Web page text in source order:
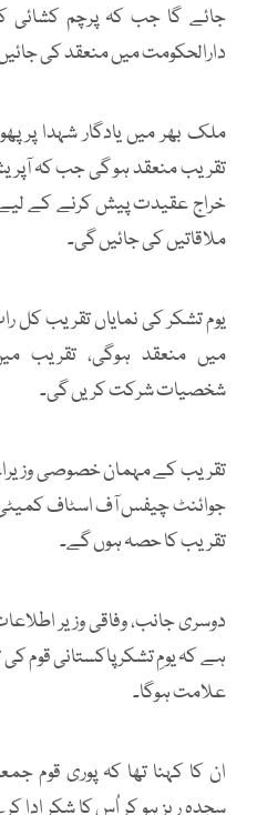
جائے گا جب کہ پرچم کشائی
دارالحکومت میں منعقد کی
ملک بھر میں یادگار شہدا پر
تقریب منعقد ہو گی جب کہ
خراج عقیدت پیش کرنے کے
ملاقاتیں کی جائیں گی۔
یوم تشکر کی نمایاں تقریب کل
میں منعقد ہوگی، تقریب
شخصیات شرکت کریں گی۔
تقریب کے مہمان خصوصی
جوائنٹ چیفس آف اسٹاف کمیٹی
تقریب کا حصہ ہوں گے۔
دوسری جانب، وفاقی وزیر
ہے کہ یومِ تشکر پاکستانی قوم
علامت ہوگا۔
ان کا کہنا تھا کہ پوری قوم